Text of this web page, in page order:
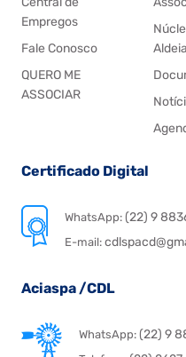
Empregos
Fale Conosco
QUERO ME
ASSOCIAR
Aldeia
Certificado Digital
WhatsApp:(22) 9
E-mail:
Aciaspa /CDL
WhatsApp:(22) 9